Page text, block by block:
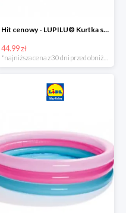
Hit cenowy - LUPILU® Kurtka softshell chłopięca, 1 sztuka
44.99 zł